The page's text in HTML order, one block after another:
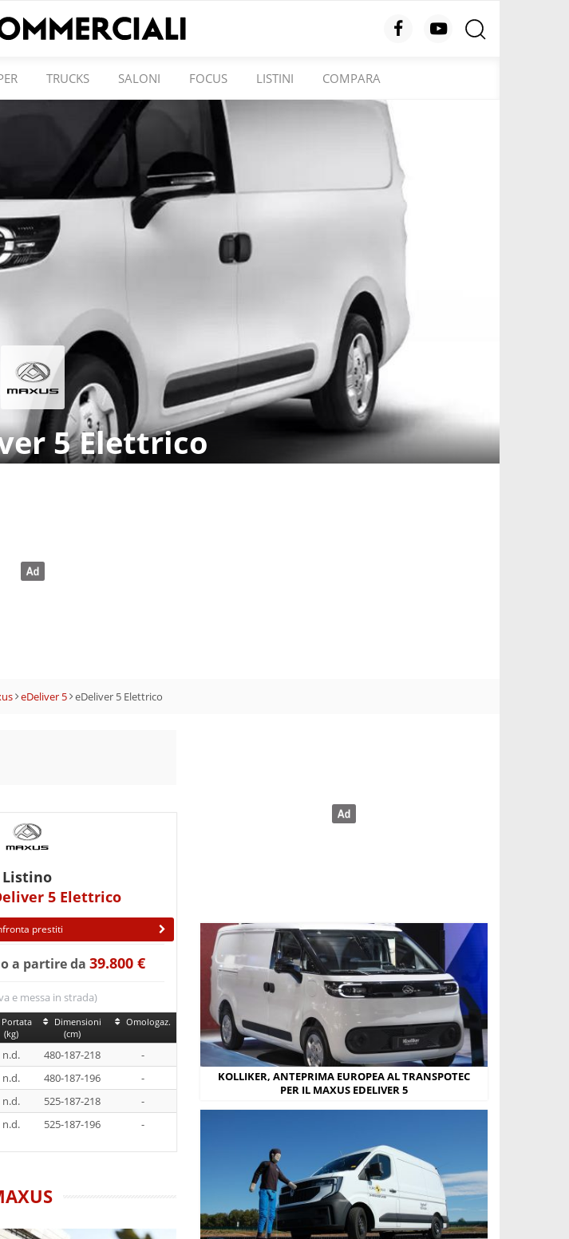
TRUCKS SALONI FOCUS LISTINI COMPARA
5 Elettrico
eDeliver 5 eDeliver 5 Elettrico
Listino
5 Elettrico
prestiti
a partire da 39.800 €
e messa in strada)
Portata
(kg)
Dimensioni
(cm)
Omologaz.
n.d. 480-187-218
-
n.d. 480-187-196
-
n.d. 525-187-218
-
n.d. 525-187-196 -
KOLLIKER, ANTEPRIMA EUROPEA AL TRANSPOTEC
PER IL MAXUS EDELIVER 5